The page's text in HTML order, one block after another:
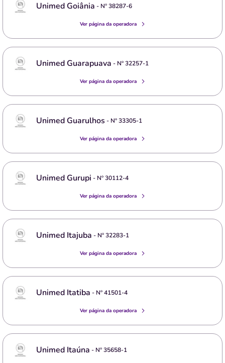
Unimed Goiânia - Nº38287-6
Ver página da operadora
Unimed Guarapuava - Nº32257-1
Ver página da operadora
Unimed Guarulhos - Nº33305-1
Ver página da operadora
Unimed Gurupi - Nº30112-4
Ver página da operadora
Unimed Itajuba - Nº32283-1
Ver página da operadora
Unimed Itatiba - Nº41501-4
Ver página da operadora
Unimed Itaúna - Nº35658-1